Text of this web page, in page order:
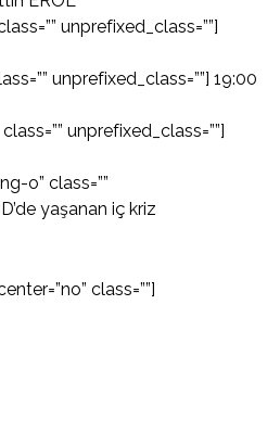
unprefixed_class=””]
unprefixed_class=””] 19:00
unprefixed_class=””]
o” class=””
yaşanan iç kriz
class=””]